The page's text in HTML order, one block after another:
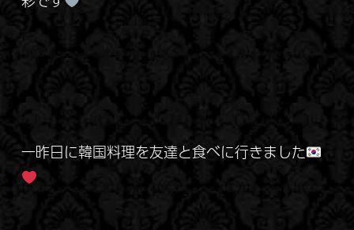
一昨日に韓国料理を友達と食べに行きました